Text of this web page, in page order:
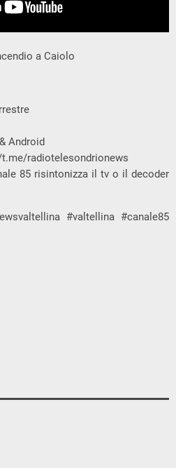
a Caiolo
Android
radiotelesondrionews
85 risintonizza il tv o il decoder
#valtellina #canale85